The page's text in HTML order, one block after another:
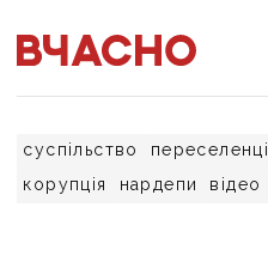
суспільство переселенці
корупція
нардепи відео